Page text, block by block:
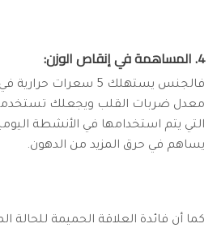
4. المساهمة في إنقاص الوزن:
فالجنس يستهلك 5 سعرات
معدل ضربات القلب ويجعلك
التي يتم استخدامها في الأنشطة
يساهم في حرق المزيد من الدهون.
كما أن فائدة العلاقة الحميمة للحالة